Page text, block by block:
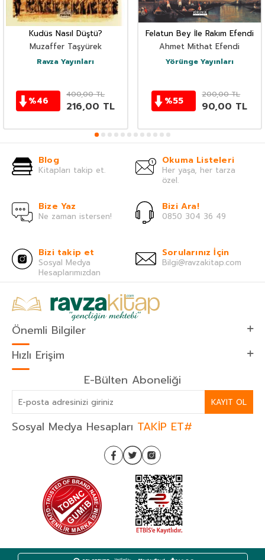
Kudüs Nasıl Düştü?
Muzaffer Taşyürek
Ravza Yayınları
%46
400,00TL
216,00 TL
Felatun Bey İle Rakım Efendi
Ahmet Mithat Efendi
Yörünge Yayınları
%55
200,00TL
90,00 TL
Blog
Kitapları takip et.
Okuma Listeleri
Her yaşa, her tarza
özel.
Bize Yaz
Ne zaman istersen!
Bizi Ara!
0850 304 36 49
Bizi takip et
Sosyal Medya
Hesaplarımızdan
Sorularınız İçin
Bilgi@ravzakitap.com
Önemli Bilgiler
Hızlı Erişim
E-Bülten Aboneliği
KAYIT OL
Sosyal Medya Hesapları TAKİP ET#